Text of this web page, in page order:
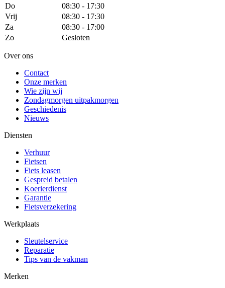
Do
08:30 - 17:30
Vrij
08:30 - 17:30
Za
08:30 - 17:00
Zo
Gesloten
Over ons
Contact
Onze merken
Wie zijn wij
Zondagmorgen uitpakmorgen
Geschiedenis
Nieuws
Diensten
Verhuur
Fietsen
Fiets leasen
Gespreid betalen
Koerierdienst
Garantie
Fietsverzekering
Werkplaats
Sleutelservice
Reparatie
Tips van de vakman
Merken